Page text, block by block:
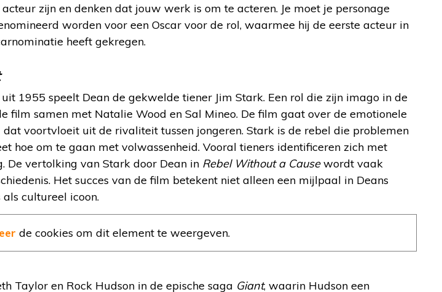
zijn en denken dat jouw werk is om te acteren. Je moet je personage
worden voor een Oscar voor de rol, waarmee hij de eerste acteur in
heeft gekregen.
1955 speelt Dean de gekwelde tiener Jim Stark. Een rol die zijn imago in de
film samen met Natalie Wood en Sal Mineo. De film gaat over de emotionele
voortvloeit uit de rivaliteit tussen jongeren. Stark is de rebel die problemen
hoe om te gaan met volwassenheid. Vooral tieners identificeren zich met
De vertolking van Stark door Dean in Rebel Without a Causewordt vaak
Het succes van de film betekent niet alleen een mijlpaal in Deans
cultureel icoon.
de cookies om dit element te weergeven.
Taylor en Rock Hudson in de epische saga Giant, waarin Hudson een